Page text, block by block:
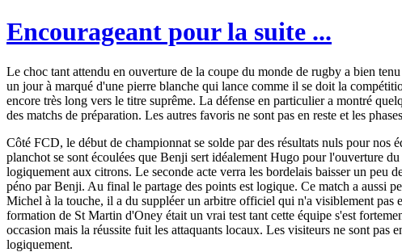
Encourageant pour la suite ...
Le choc tant attendu en ouverture de la coupe du monde de rugby a bien
un jour à marqué d'une pierre blanche qui lance comme il se doit la
encore très long vers le titre suprême. La défense en particulier a montré
des matchs de préparation. Les autres favoris ne sont pas en reste et les
Côté FCD, le début de championnat se solde par des résultats nuls pour
planchot se sont écoulées que Benji sert idéalement Hugo pour l'ouverture
logiquement aux citrons. Le seconde acte verra les bordelais baisser un peu
péno par Benji. Au final le partage des points est logique. Ce match a aussi
Michel à la touche, il a du suppléer un arbitre officiel qui n'a visiblement pas
formation de St Martin d'Oney était un vrai test tant cette équipe s'est
occasion mais la réussite fuit les attaquants locaux. Les visiteurs ne sont pas
logiquement.